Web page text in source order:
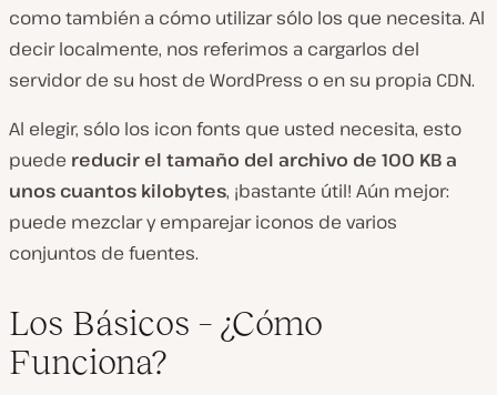
como también a cómo utilizar sólo los que necesita. Al
decir localmente, nos referimos a cargarlos del
servidor de su host de WordPress o en su propia CDN.
Al elegir, sólo los icon fonts que usted necesita, esto
puede reducir el tamaño del archivo de 100 KB a
unos cuantos kilobytes, ¡bastante útil! Aún mejor:
puede mezclar y emparejar iconos de varios
conjuntos de fuentes.
Los Básicos – ¿Cómo
Funciona?